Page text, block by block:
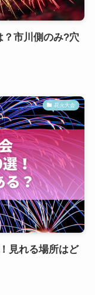
？市川側のみ?穴
花火大会
見れる場所はど